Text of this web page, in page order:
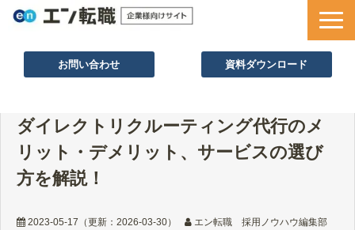
お問い合わせ 資料ダウンロード
採用ノウハウ
採用事例
お役立ち資料
ダイレクトリクルーティング代行のメ
リット・デメリット、サービスの選び
方を解説！
2023-05-17 （更新： 2026-03-30）
エン転職 採用ノウハウ編集部